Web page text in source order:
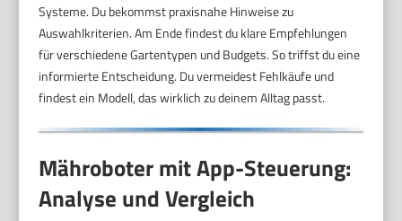
Systeme. Du bekommst praxisnahe Hinweise zu
Auswahlkriterien. Am Ende findest du klare Empfehlungen
für verschiedene Gartentypen und Budgets. So triffst du eine
informierte Entscheidung. Du vermeidest Fehlkäufe und
findest ein Modell, das wirklich zu deinem Alltag passt.
Mähroboter mit App-Steuerung:
Analyse und Vergleich